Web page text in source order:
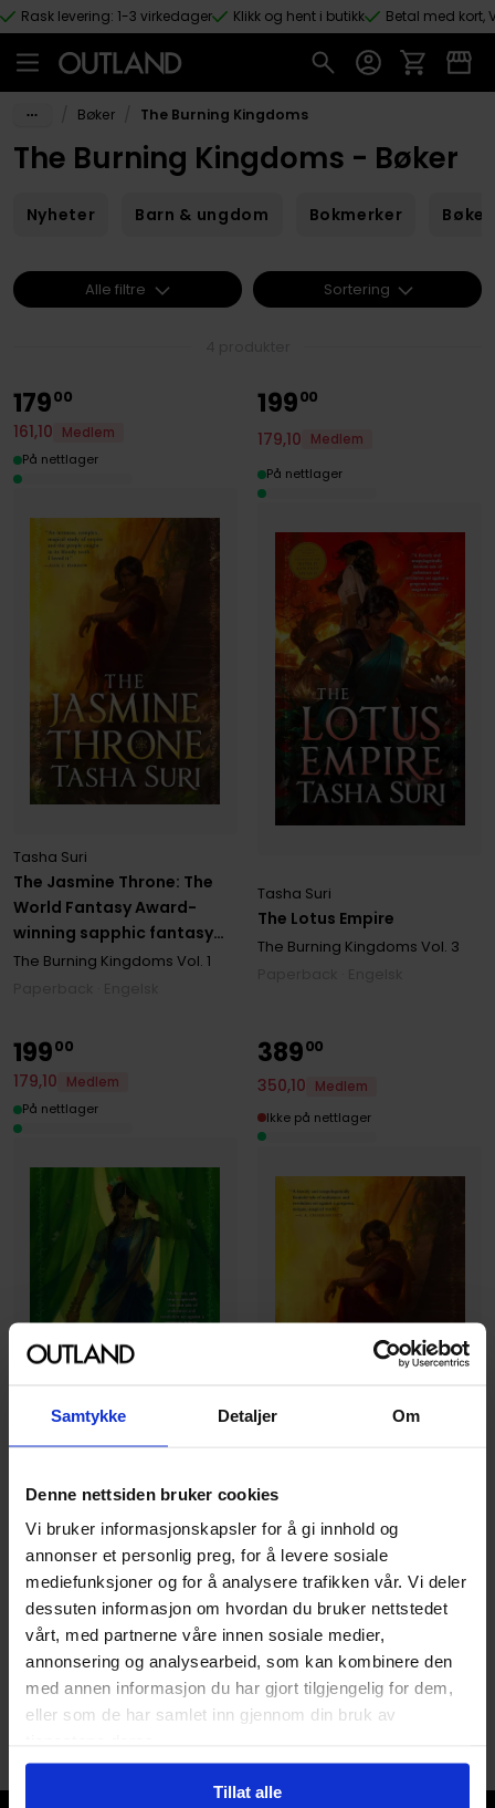
Samtykke Detaljer Om
Denne nettsiden bruker cookies
Vi bruker informasjonskapsler for å gi innhold og
annonser et personlig preg, for å levere sosiale
mediefunksjoner og for å analysere trafikken vår. Vi deler
dessuten informasjon om hvordan du bruker nettstedet
vårt, med partnerne våre innen sosiale medier,
annonsering og analysearbeid, som kan kombinere den
med annen informasjon du har gjort tilgjengelig for dem,
eller som de har samlet inn gjennom din bruk av
Tillat alle
Hopp til hovedinnhold
Rask levering: 1-3 virkedager Klikk og hent i butikk Betal med kort,
Bøker The Burning Kingdoms
The Burning Kingdoms - Bøker
Nyheter Barn & ungdom Bokmerker
The Jasmine Throne: The
World Fantasy Award-
winning sapphic fantasy
and Tiktok sensation
Tasha Suri
The Burning Kingdoms Vol. 1
17900
161,10
Medlem
På nettlager
The Lotus Empire
Tasha Suri
The Burning Kingdoms Vol. 3
19900
179,10
Medlem
På nettlager
The Oleander Sword:
sequel to the World
Fantasy Award-winning
sapphic fantasy The
Jasmine Throne
The Burning KingdomsVol. 2
Paperback · Engelsk
19900
179,10
Medlem
På nettlager
The Jasmine Throne
(Hardcover Library Edition)
Tasha Suri
The Burning KingdomsVol. 1
Hardcover · Engelsk
38900
350,10
Medlem
Ikke på nettlager
Alle filtre Sortering